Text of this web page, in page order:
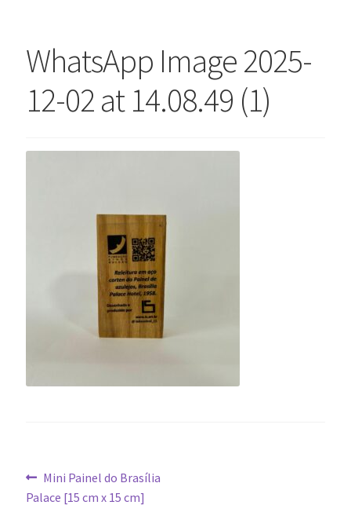
Lista de Desejos
Minha conta
Seleção Especial
Sobre a Loja
WhatsApp Image 2025-
12-02 at 14.08.49 (1)
Navegação
Post
anterior:
Mini Painel do Brasília
Palace [15 cm x 15 cm]